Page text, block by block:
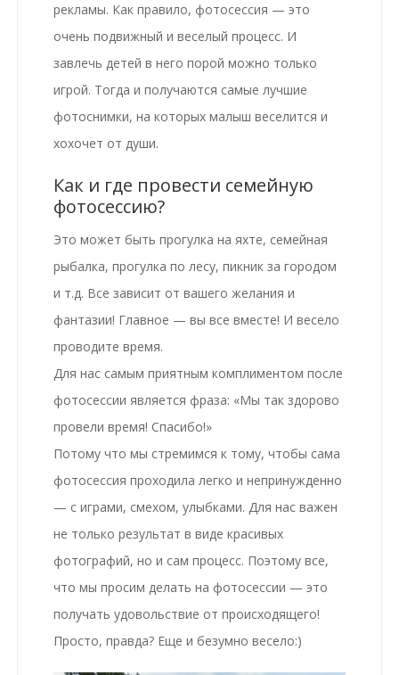
рекламы. Как правило, фотосессия — это
очень подвижный и веселый процесс. И
завлечь детей в него порой можно только
игрой. Тогда и получаются самые лучшие
фотоснимки, на которых малыш веселится и
хохочет от души.
Как и где провести семейную
фотосессию?
Это может быть прогулка на яхте, семейная
рыбалка, прогулка по лесу, пикник за городом
и т.д. Все зависит от вашего желания и
фантазии! Главное — вы все вместе! И весело
проводите время.
Для нас самым приятным комплиментом после
фотосессии является фраза: «Мы так здорово
провели время! Спасибо!»
Потому что мы стремимся к тому, чтобы сама
фотосессия проходила легко и непринужденно
— с играми, смехом, улыбками. Для нас важен
не только результат в виде красивых
фотографий, но и сам процесс. Поэтому все,
что мы просим делать на фотосессии — это
получать удовольствие от происходящего!
Просто, правда? Еще и безумно весело:)